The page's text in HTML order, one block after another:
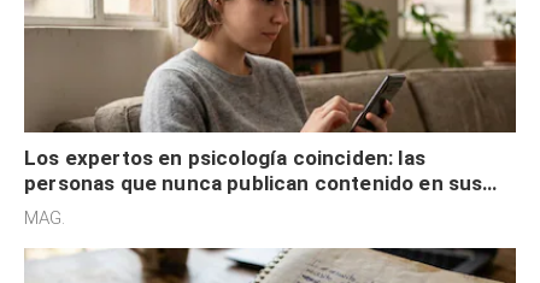
Los expertos en psicología coinciden: las
personas que nunca publican contenido en sus
redes sociales no pretenden buscar validación
MAG.